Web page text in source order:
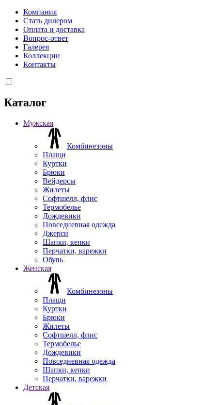
Компания
Стать дилером
Оплата и доставка
Вопрос-ответ
Галерея
Коллекции
Контакты
Каталог
Мужская
Комбинезоны
Плащи
Куртки
Брюки
Вейдерсы
Жилеты
Софтшелл, флис
Термобелье
Дождевики
Повседневная одежда
Джерси
Шапки, кепки
Перчатки, варежки
Обувь
Женская
Комбинезоны
Плащи
Куртки
Брюки
Жилеты
Софтшелл, флис
Термобелье
Дождевики
Повседневная одежда
Шапки, кепки
Перчатки, варежки
Детская